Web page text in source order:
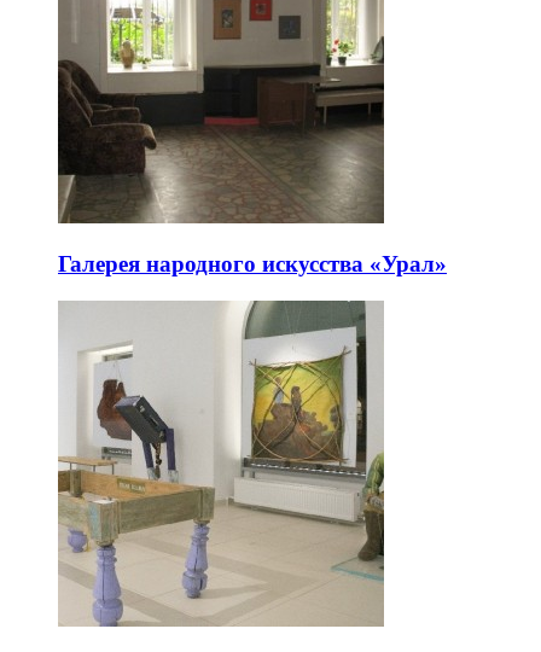
Галерея народного искусства «Урал»